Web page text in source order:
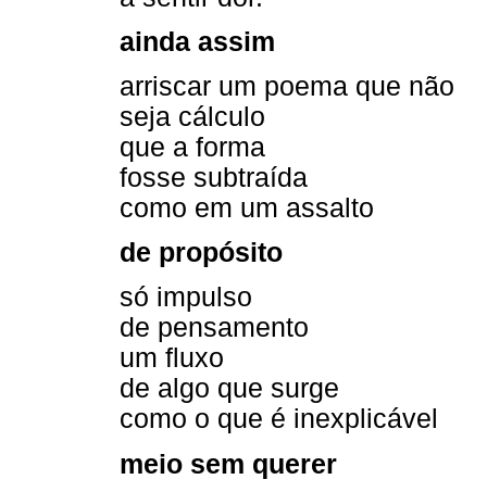
ainda assim
arriscar um poema que não
seja cálculo
que a forma
fosse subtraída
como em um assalto
de propósito
só impulso
de pensamento
um fluxo
de algo que surge
como o que é inexplicável
meio sem querer